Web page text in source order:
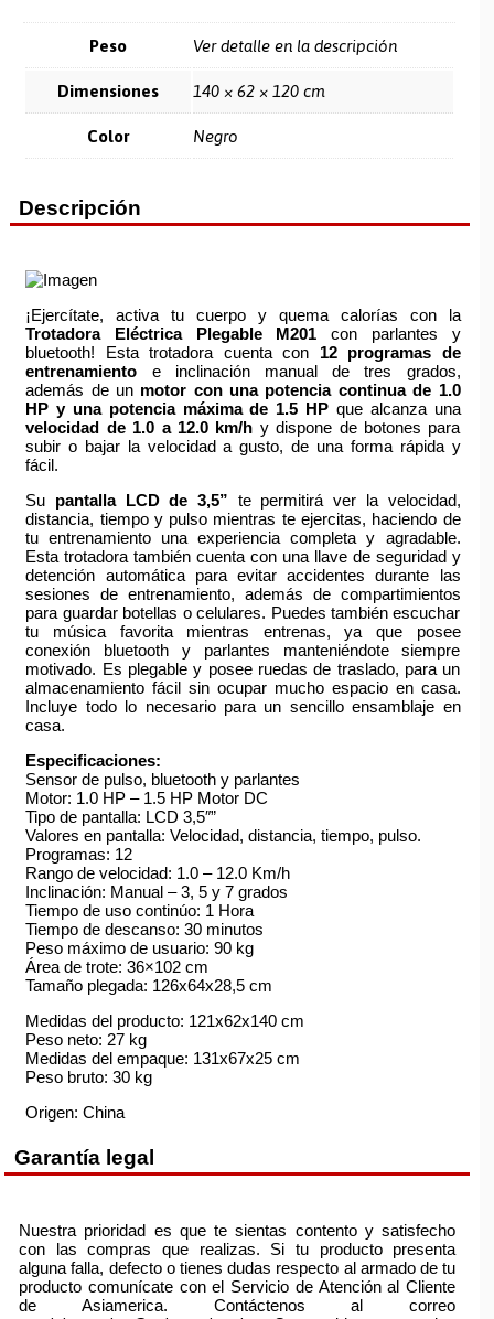
Peso Ver detalle en la descripción
Dimensiones 140 × 62 × 120 cm
Color Negro
Descripción
¡Ejercítate, activa tu cuerpo y quema calorías con la
Trotadora Eléctrica Plegable M201 con parlantes y
bluetooth! Esta trotadora cuenta con 12 programas de
entrenamiento e inclinación manual de tres grados,
además de un motor con una potencia continua de 1.0
HP y una potencia máxima de 1.5 HP que alcanza una
velocidad de 1.0 a 12.0 km/h y dispone de botones para
subir o bajar la velocidad a gusto, de una forma rápida y
fácil.
Su pantalla LCD de 3,5” te permitirá ver la velocidad,
distancia, tiempo y pulso mientras te ejercitas, haciendo de
tu entrenamiento una experiencia completa y agradable.
Esta trotadora también cuenta con una llave de seguridad y
detención automática para evitar accidentes durante las
sesiones de entrenamiento, además de compartimientos
para guardar botellas o celulares. Puedes también escuchar
tu música favorita mientras entrenas, ya que posee
conexión bluetooth y parlantes manteniéndote siempre
motivado. Es plegable y posee ruedas de traslado, para un
almacenamiento fácil sin ocupar mucho espacio en casa.
Incluye todo lo necesario para un sencillo ensamblaje en
casa.
Especificaciones:
Sensor de pulso, bluetooth y parlantes
Motor: 1.0 HP – 1.5 HP Motor DC
Tipo de pantalla: LCD 3,5″”
Valores en pantalla: Velocidad, distancia, tiempo, pulso.
Programas: 12
Rango de velocidad: 1.0 – 12.0 Km/h
Inclinación: Manual – 3, 5 y 7 grados
Tiempo de uso continúo: 1 Hora
Tiempo de descanso: 30 minutos
Peso máximo de usuario: 90 kg
Área de trote: 36×102 cm
Tamaño plegada: 126x64x28,5 cm
Medidas del producto: 121x62x140 cm
Peso neto: 27 kg
Medidas del empaque: 131x67x25 cm
Peso bruto: 30 kg
Origen: China
Garantía legal
Nuestra prioridad es que te sientas contento y satisfecho
con las compras que realizas. Si tu producto presenta
alguna falla, defecto o tienes dudas respecto al armado de tu
producto comunícate con el Servicio de Atención al Cliente
de Asiamerica. Contáctenos al correo